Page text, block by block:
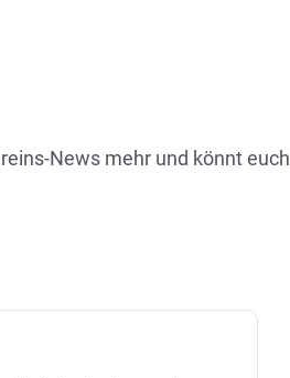
News mehr und könnt euch